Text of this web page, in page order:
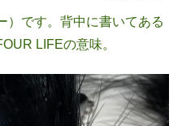
）です。背中に書いてある
LIFEの意味。